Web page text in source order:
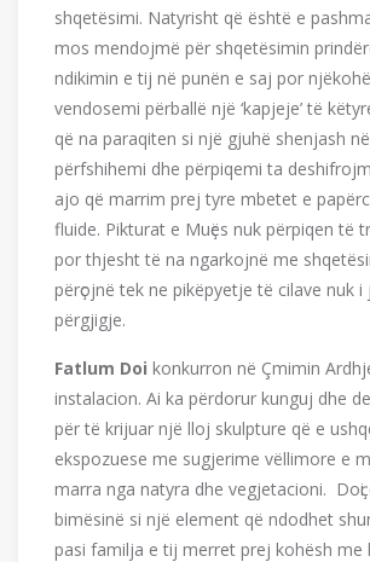
shqetësimi. Natyrisht që është e
mos mendojmë për shqetësimin
ndikimin e tij në punën e saj por
vendosemi përballë një ‘kapjeje’ të
që na paraqiten si një gjuhë shenjash
përfshihemi dhe përpiqemi ta
ajo që marrim prej tyre mbetet e
fluide. Pikturat e Muҫës nuk përpiqen të
por thjesht të na ngarkojnë me
përҫojnë tek ne pikëpyetje të cilave nuk
përgjigje.
Fatlum Doi konkurron në Çmimin
instalacion. Ai ka përdorur kunguj dhe
për të krijuar një lloj skulpture që e
ekspozuese me sugjerime vëllimore e
marra nga natyra dhe vegjetacioni. Doҫi
bimësinë si një element që ndodhet
pasi familja e tij merret prej kohësh me